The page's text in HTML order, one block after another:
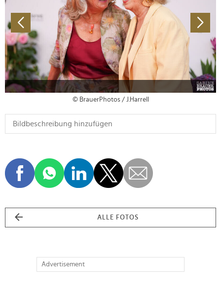
© BrauerPhotos / J.Harrell
ALLE FOTOS
Advertisement